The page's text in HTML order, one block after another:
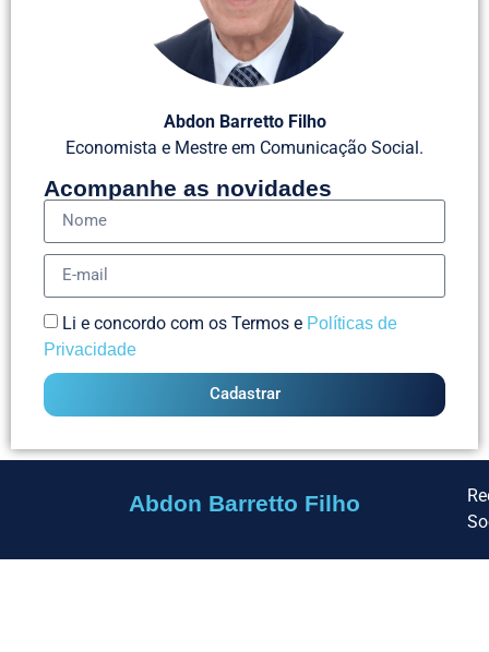
Abdon Barretto Filho
Economista e Mestre em Comunicação Social.
Acompanhe as novidades
Li e concordo com os Termos e Políticas de
Privacidade
Cadastrar
Abdon Barretto Filho